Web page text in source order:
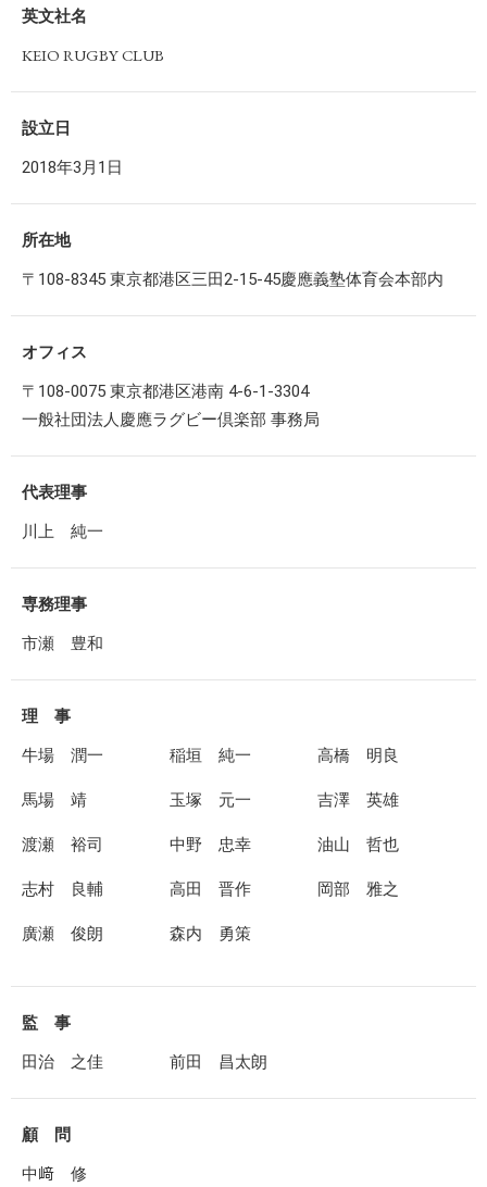
英文社名
KEIO RUGBY CLUB
設立日
2018年3月1日
所在地
〒108-8345 東京都港区三田2-15-45慶應義塾体育会本部内
オフィス
〒108-0075 東京都港区港南 4-6-1-3304
一般社団法人慶應ラグビー倶楽部 事務局
代表理事
川上 純一
専務理事
市瀬 豊和
理 事
牛場 潤一
稲垣 純一 高橋 明良
馬場 靖 玉塚 元一 吉澤 英雄
渡瀬 裕司 中野 忠幸 油山 哲也
志村 良輔 高田 晋作 岡部 雅之
廣瀬 俊朗 森内 勇策
監 事
田治 之佳
前田 昌太朗
顧 問
中﨑 修